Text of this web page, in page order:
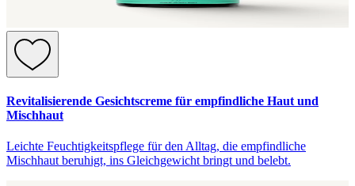
Revitalisierende Gesichtscreme für empfindliche Haut und
Mischhaut
Leichte Feuchtigkeitspflege für den Alltag, die empfindliche
Mischhaut beruhigt, ins Gleichgewicht bringt und belebt.